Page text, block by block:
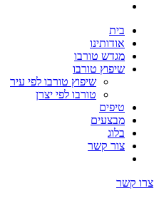
בית
אודותינו
מגדש טורבו
שיפוץ טורבו
שיפוץ טורבו לפי עיר
טורבו לפי יצרן
טיפים
מבצעים
בלוג
צור קשר
צרו קשר